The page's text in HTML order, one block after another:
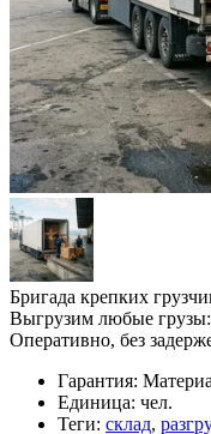
Бригада крепких
Выгрузим любые грузы:
Оперативно, без
Гарантия:
Единица: чел.
Теги: склад,